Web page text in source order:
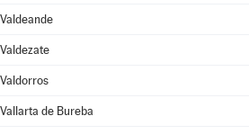
Valdeande
Valdezate
Valdorros
Vallarta de Bureba